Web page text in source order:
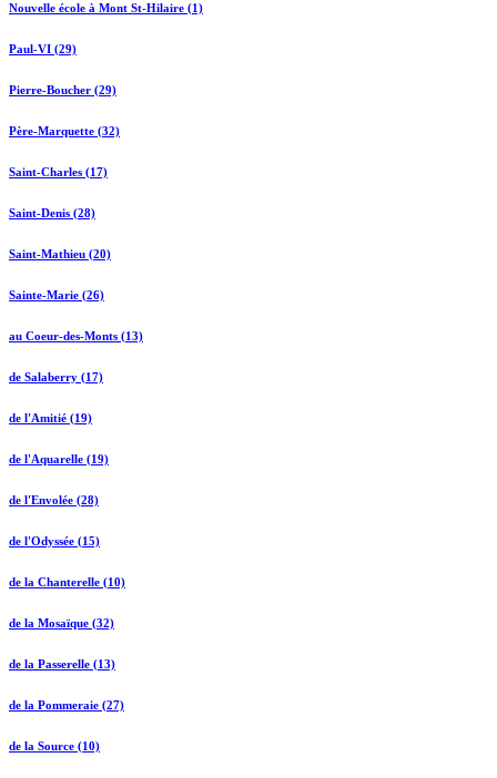
Nouvelle école à Mont St-Hilaire (1)
Paul-VI (29)
Pierre-Boucher (29)
Père-Marquette (32)
Saint-Charles (17)
Saint-Denis (28)
Saint-Mathieu (20)
Sainte-Marie (26)
au Coeur-des-Monts (13)
de Salaberry (17)
de l'Amitié (19)
de l'Aquarelle (19)
de l'Envolée (28)
de l'Odyssée (15)
de la Chanterelle (10)
de la Mosaïque (32)
de la Passerelle (13)
de la Pommeraie (27)
de la Source (10)